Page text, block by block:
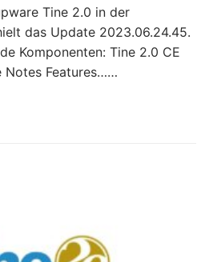
Tine 2.0 in der
das Update 2023.06.24.45.
Komponenten: Tine 2.0 CE
Notes Features……